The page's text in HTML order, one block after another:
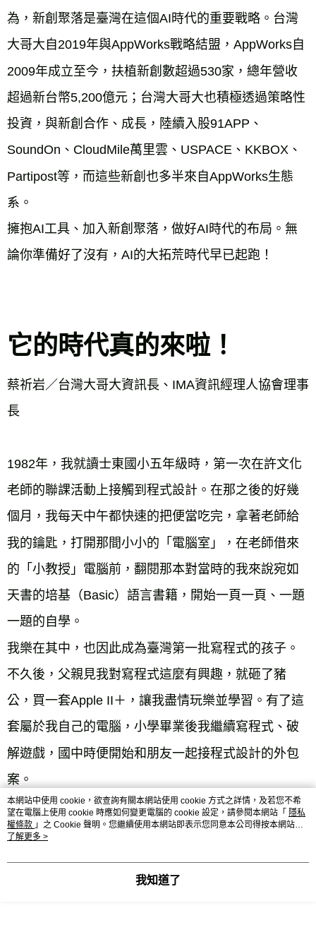
為，新創聚落是臺灣在這個AI時代的重要戰略。台灣
大哥大自2019年與AppWorks戰略結盟，AppWorks自
2009年成立至今，扶植新創數超過530家，總年營收
超過新台幣5,200億元；台灣大哥大也積極透過策略性
投資，與新創合作、成長，陸續入股91APP、
SoundOn、CloudMile萬里雲、USPACE、KKBOX、
Partipost等，而這些新創也多半來自AppWorks生態
系。
擁抱AI工具、加入新創聚落，做好AI時代的布局。無
論你準備好了沒有，AI的大拓荒時代早已起跑！
它的時代真的來啦！
蔡祈岩／台灣大哥大資訊長、IMA資訊經理人協會理事
長
1982年，我就讀士東國小五年級時，第一次在許文化
老師的聯課活動上接觸到程式設計。在那之後的好幾
個月，我每天中午都快速的把便當吃完，拿著老師給
我的鑰匙，打開那間小小的「電腦室」，在老師借來
的「小教授」電腦前，翻閱那本對當時的我來說宛如
天書的培基（Basic）語言書籍，開始一頁一頁、一題
一題的自學。
我樂在其中，也因此成為臺灣第一批寫程式的孩子。
不久後，父親見我對寫程式這麼有興趣，就砸了豬
公，買一套Apple II＋，讓我盡情玩樂並學習。有了這
套屬於我自己的電腦，小學畢業後我繼續寫程式、破
解遊戲，國中時便開始和朋友一起接程式設計的外包
在遊戲開發中初遇AI
當時賺到的錢和父母給的零用錢，我幾乎全部拿去中
本網站中使用 cookie，欲查詢有關本網站使用 cookie 方式之詳情，及若您不希
望在電腦上使用 cookie 時應如何變更電腦的 cookie 設定，請參閱本網站「 隱私
權條款 」之 Cookie 聲明。您繼續使用本網站即表示您同意本公司得按本網站使
用條款之 Cookie 聲明使用 cookie。
了解更多 >
我知道了